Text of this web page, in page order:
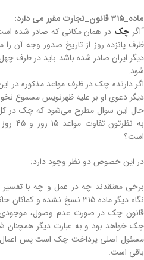
ماده_۳۱۵ قانون_تجارت مقرر می دارد:
“اگر چک در همان مکانی که صادر شده
ظرف پانزده روز از تاریخ صدور وجه آن را
دیگر ایران صادر شده باشد باید در ظرف
شود.
اگر دارنده چک در ظرف مواعد مذکوره در
دیگر دعوی او بر علیه ظهرنویس مسموع
حال این سوال مطرح می‌شود که چک در
است؟
در این خصوص دو نظر وجود دارد:
برخی معتقدند چه در عمل و چه با
نگاه دیگر ماده ۳۱۵ نسخ نشده
قانون چک در صورت عدم وصول، موجودی
چک خواهد بود و به عبارت دیگر همچنان
باقی است.